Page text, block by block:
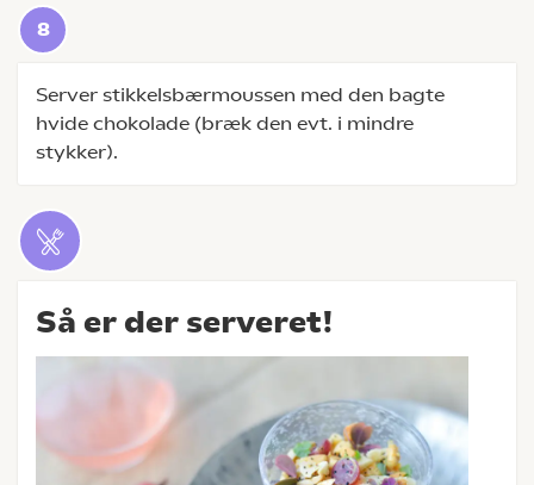
Server stikkelsbærmoussen med den bagte
hvide chokolade (bræk den evt. i mindre
stykker).
Så er der serveret!